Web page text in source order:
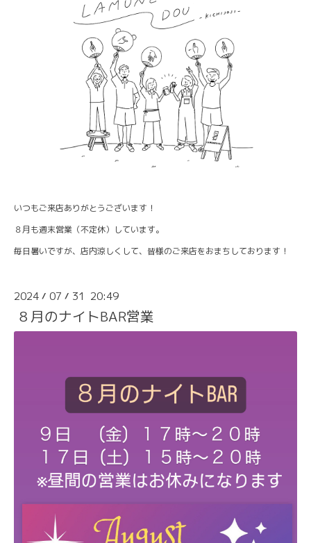
いつもご来店ありがとうございます！
８月も週末営業（不定休）しています。
毎日暑いですが、店内涼しくして、皆様のご来店をおまちしております！
2024 / 07 / 31 20:49
８月のナイトBAR営業